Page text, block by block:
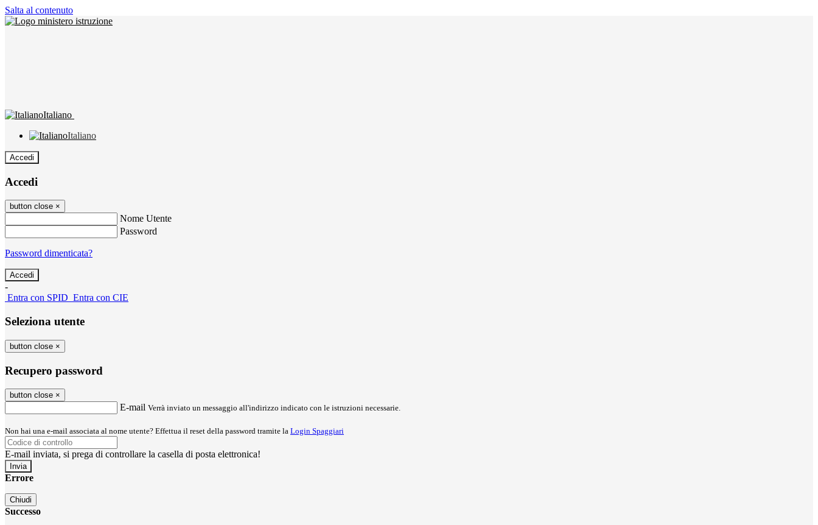
Salta al contenuto
Italiano
Italiano
Accedi
Accedi
button close ×
Nome Utente
Password
Password dimenticata?
-
Entra con SPID Entra con CIE
Seleziona utente
button close ×
Recupero password
button close ×
E-mail Verrà inviato un messaggio all'indirizzo indicato con le istruzioni necessarie.
Non hai una e-mail associata al nome utente? Effettua il reset della password tramite la Login Spaggiari
E-mail inviata, si prega di controllare la casella di posta elettronica!
Errore
Chiudi
Successo